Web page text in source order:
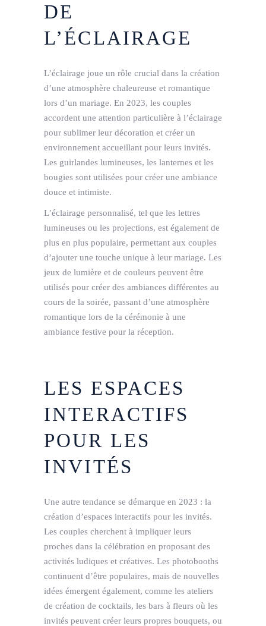
DE
L’ÉCLAIRAGE
L’éclairage joue un rôle crucial dans la création
d’une atmosphère chaleureuse et romantique
lors d’un mariage. En 2023, les couples
accordent une attention particulière à l’éclairage
pour sublimer leur décoration et créer un
environnement accueillant pour leurs invités.
Les guirlandes lumineuses, les lanternes et les
bougies sont utilisées pour créer une ambiance
douce et intimiste.
L’éclairage personnalisé, tel que les lettres
lumineuses ou les projections, est également de
plus en plus populaire, permettant aux couples
d’ajouter une touche unique à leur mariage. Les
jeux de lumière et de couleurs peuvent être
utilisés pour créer des ambiances différentes au
cours de la soirée, passant d’une atmosphère
romantique lors de la cérémonie à une
ambiance festive pour la réception.
LES ESPACES
INTERACTIFS
POUR LES
INVITÉS
Une autre tendance se démarque en 2023 : la
création d’espaces interactifs pour les invités.
Les couples cherchent à impliquer leurs
proches dans la célébration en proposant des
activités ludiques et créatives. Les photobooths
continuent d’être populaires, mais de nouvelles
idées émergent également, comme les ateliers
de création de cocktails, les bars à fleurs où les
invités peuvent créer leurs propres bouquets, ou